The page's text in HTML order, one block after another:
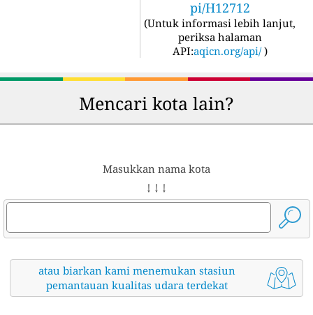
pi/H12712
(Untuk informasi lebih lanjut,
periksa halaman
API:aqicn.org/api/ )
Mencari kota lain?
Masukkan nama kota
↓ ↓ ↓
atau biarkan kami menemukan stasiun
pemantauan kualitas udara terdekat